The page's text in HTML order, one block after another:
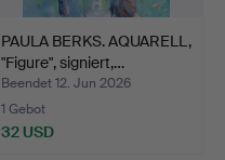
PAULA BERKS. AQUARELL,
"Figure", signiert,…
Beendet 12. Jun 2026
1 Gebot
32 USD